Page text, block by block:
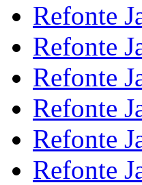
Refonte
Refonte
Refonte
Refonte
Refonte
Refonte